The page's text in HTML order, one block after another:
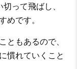
って飛ばし、
めです。
ともあるので、
慣れていくこと